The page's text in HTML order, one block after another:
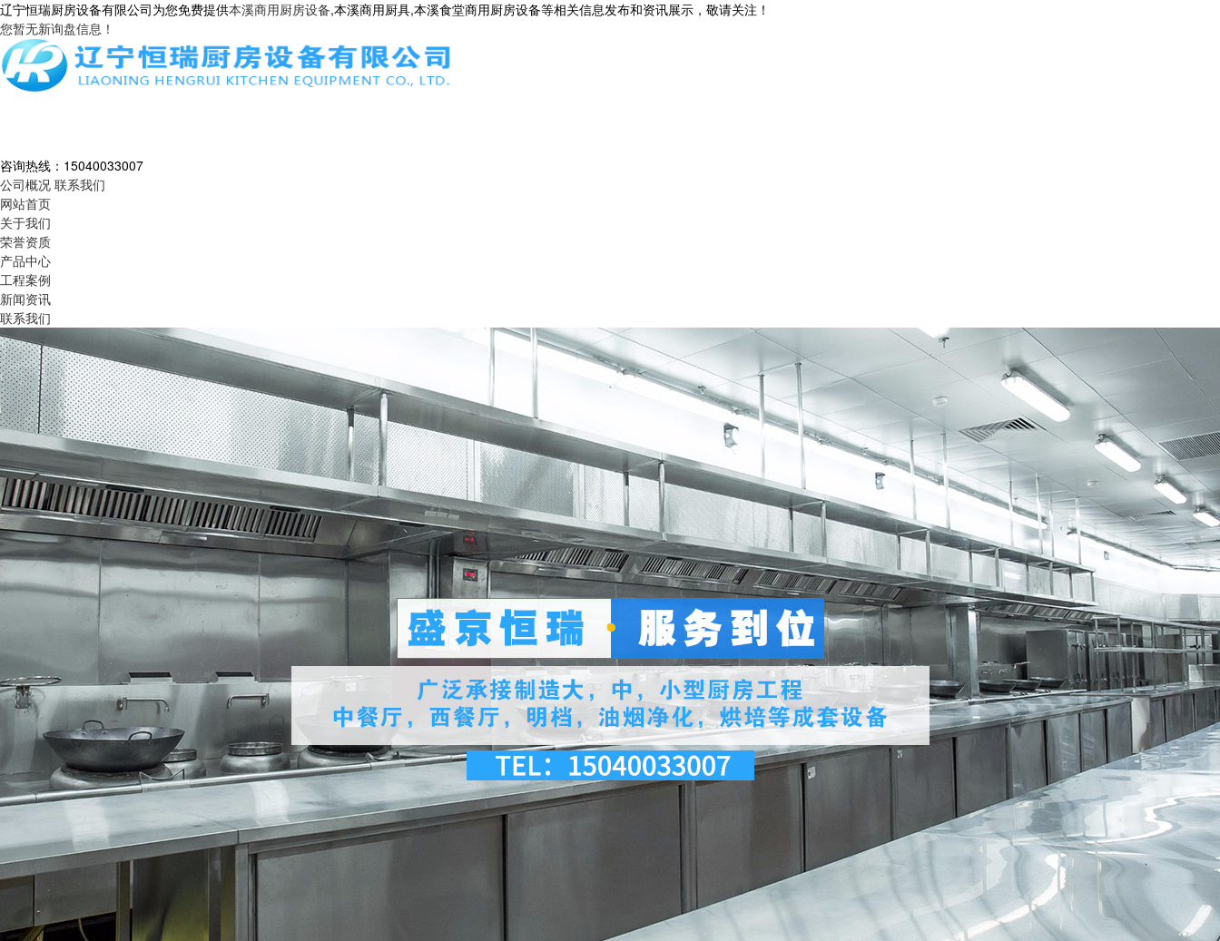
辽宁恒瑞厨房设备有限公司为您免费提供本溪商用厨房设备,本溪商用厨具,本溪食堂商用厨房设备等相关信息发布和资讯展示，敬请关注！
您暂无新询盘信息！
咨询热线： 15040033007
公司概况 联系我们
网站首页
关于我们
荣誉资质
产品中心
工程案例
新闻资讯
联系我们